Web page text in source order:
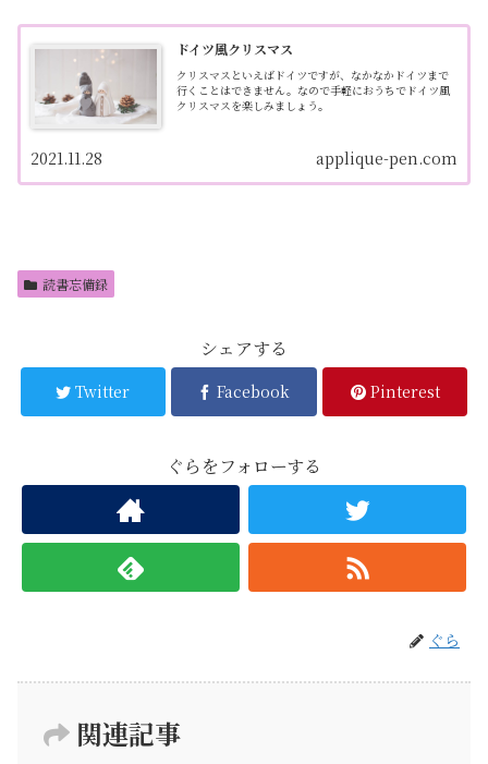
ドイツ風クリスマス
クリスマスといえばドイツですが、なかなかドイツまで
行くことはできません。なので手軽におうちでドイツ風
クリスマスを楽しみましょう。
applique-pen.com
2021.11.28
読書忘備録
シェアする
Twitter Facebook Pinterest
ぐらをフォローする
ぐら
関連記事